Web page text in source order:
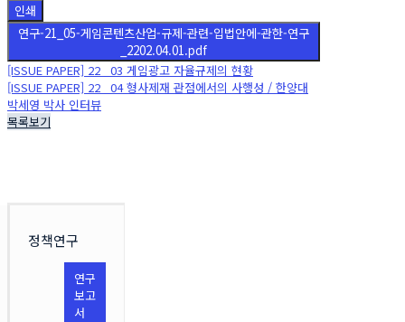
인쇄
연구-21_05-게임콘텐츠산업-규제-관련-입법안에-관한-연구
_2202.04.01.pdf
[ISSUE PAPER] 22 _03 게임광고 자율규제의 현황
[ISSUE PAPER] 22 _04 형사제재 관점에서의 사행성 / 한양대
박세영 박사 인터뷰
목록보기
정책연구
연구
보고
서